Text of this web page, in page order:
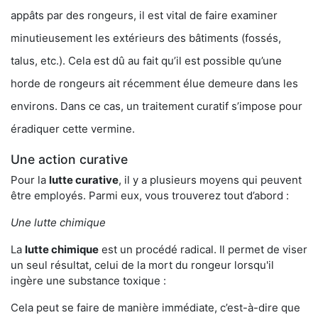
appâts par des rongeurs, il est vital de faire examiner
minutieusement les extérieurs des bâtiments (fossés,
talus, etc.). Cela est dû au fait qu’il est possible qu’une
horde de rongeurs ait récemment élue demeure dans les
environs. Dans ce cas, un traitement curatif s’impose pour
éradiquer cette vermine.
Une action curative
Pour la lutte curative, il y a plusieurs moyens qui peuvent
être employés. Parmi eux, vous trouverez tout d’abord :
Une lutte chimique
La lutte chimique est un procédé radical. Il permet de viser
un seul résultat, celui de la mort du rongeur lorsqu'il
ingère une substance toxique :
Cela peut se faire de manière immédiate, c’est-à-dire que